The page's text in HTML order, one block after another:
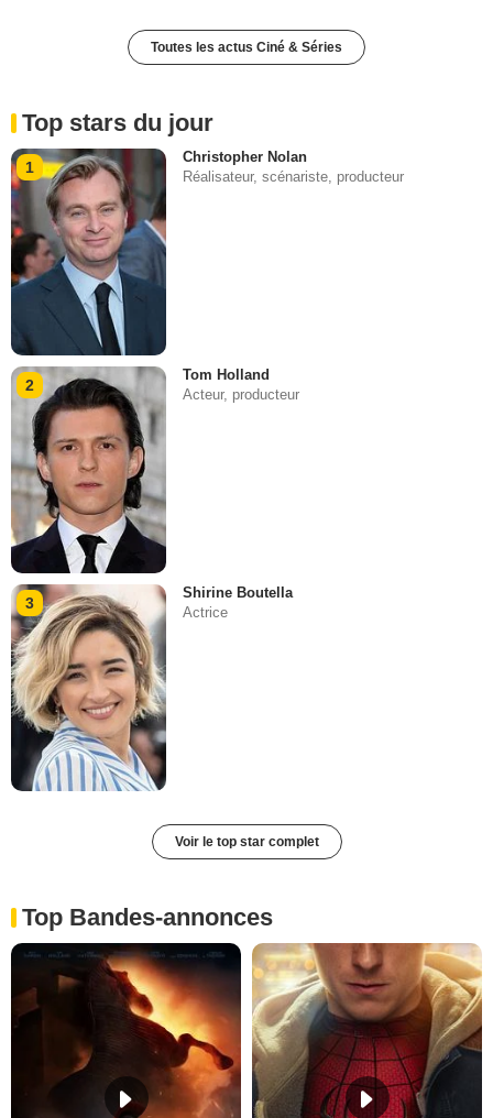
Toutes les actus Ciné & Séries
Top stars du jour
1
Christopher Nolan
Réalisateur, scénariste, producteur
2
Tom Holland
Acteur, producteur
3
Shirine Boutella
Actrice
Voir le top star complet
Top Bandes-annonces